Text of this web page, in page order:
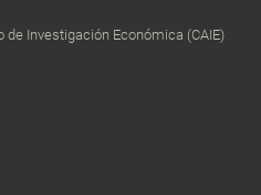
de Investigación Económica (CAIE)